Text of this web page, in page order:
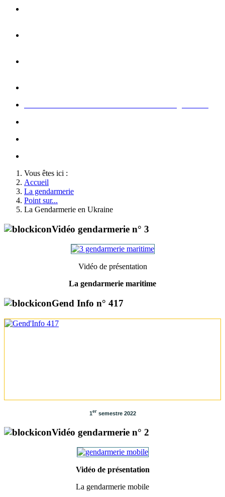
Vous êtes ici :
Accueil
La gendarmerie
Point sur...
La Gendarmerie en Ukraine
Vidéo gendarmerie n° 3
Vidéo de présentation
La gendarmerie maritime
Gend Info n° 417
1er semestre 2022
Vidéo gendarmerie n° 2
Vidéo de présentation
La gendarmerie mobile